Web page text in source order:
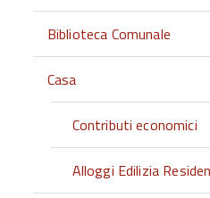
Biblioteca Comunale
Casa
Contributi economici
Alloggi Edilizia